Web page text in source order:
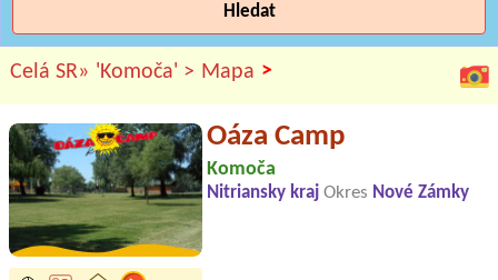
Hledat
Celá SR» 'Komoča' > Mapa >
Oáza Camp
Komoča
Nitriansky kraj Okres Nové Zámky